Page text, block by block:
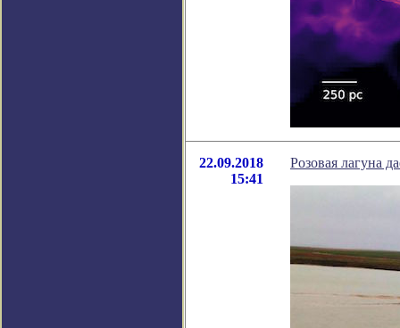
22.09.2018
15:41
Розовая лагуна